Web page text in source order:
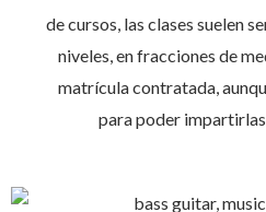
de cursos, las clases suelen
niveles, en fracciones de
matrícula contratada,
para poder